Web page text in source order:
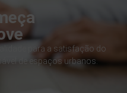
para a satisfação do
de espaços urbanos.